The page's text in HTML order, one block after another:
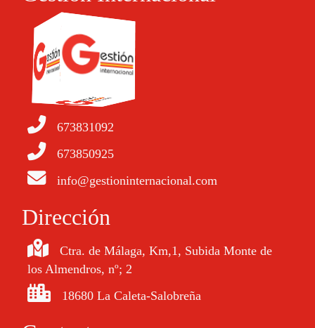
673831092
673850925
info@gestioninternacional.com
Dirección
Ctra. de Málaga, Km,1, Subida Monte de
los Almendros, nº; 2
18680 La Caleta-Salobreña